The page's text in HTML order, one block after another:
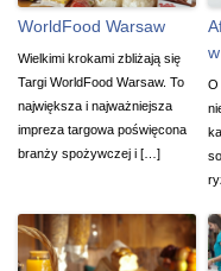
WorldFood Warsaw
Wielkimi krokami zbliżają się
Targi WorldFood Warsaw. To
największa i najważniejsza
impreza targowa poświęcona
branży spożywczej i […]
O